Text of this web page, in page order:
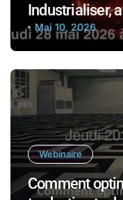
Industrialiser,
Mai 10, 2026
Webinaire
Comment